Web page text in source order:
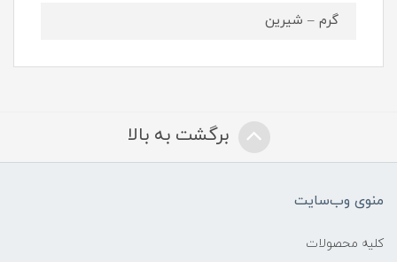
گرم – شیرین
برگشت به بالا
منوی وب‌سایت
کلیه محصولات